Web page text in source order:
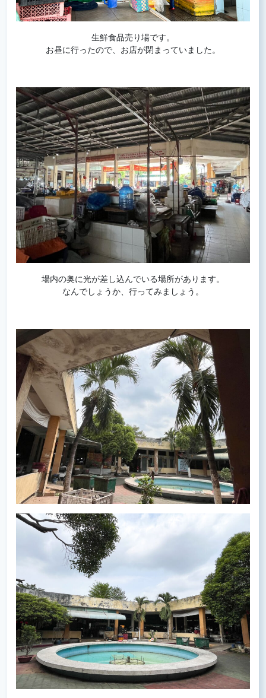
生鮮食品売り場です。
お昼に行ったので、お店が閉まっていました。
場内の奥に光が差し込んでいる場所があります。
なんでしょうか、行ってみましょう。